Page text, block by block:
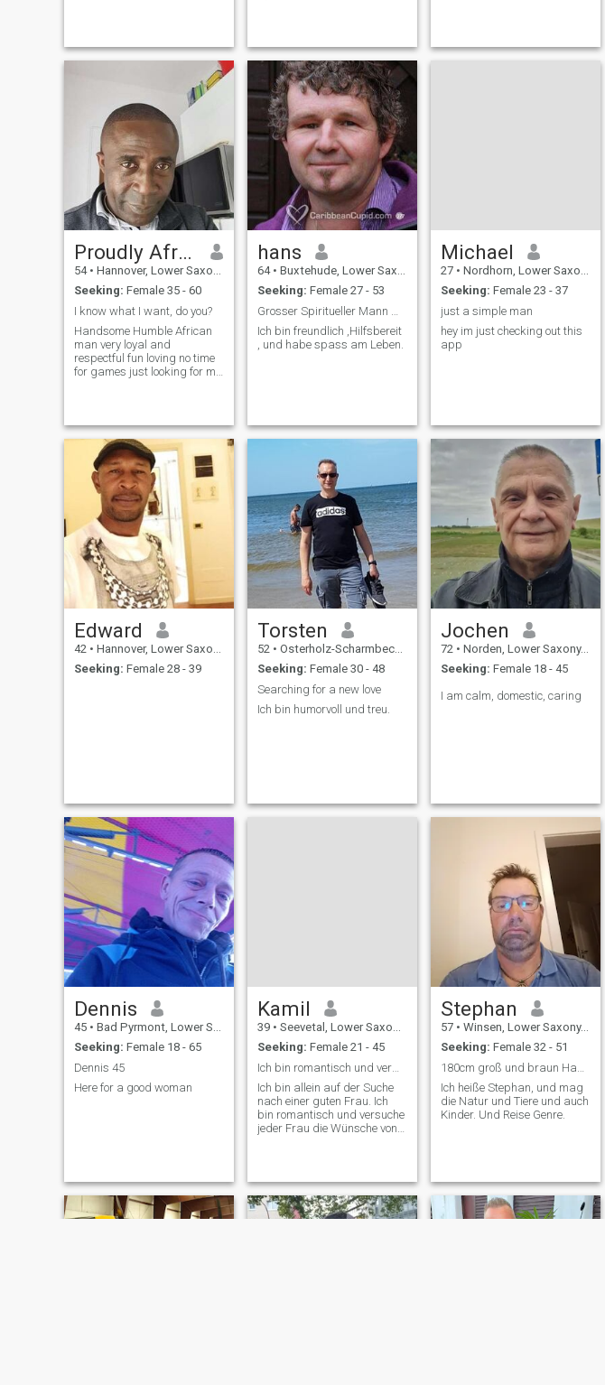
Proudly African
54 • Hannover, Lower Saxony, Germany
Seeking: Female 35 - 60
I know what I want, do you?
Handsome Humble African
man very loyal and
respectful fun loving no time
for games just looking for my
hans
64 • Buxtehude, Lower Saxony, Germany
Seeking: Female 27 - 53
Ich bin freundlich ,Hilfsbereit
, und habe spass am Leben.
Michael
27 • Nordhorn, Lower Saxony, Germany
Seeking: Female 23 - 37
just a simple man
hey im just checking out this
app
Edward
42 • Hannover, Lower Saxony, Germany
Seeking: Female 28 - 39
Torsten
52 • Osterholz-Scharmbeck, Lower Saxony, Germany
Seeking: Female 30 - 48
Searching for a new love
Ich bin humorvoll und treu.
Jochen
72 • Norden, Lower Saxony, Germany
Seeking: Female 18 - 45
I am calm, domestic, caring
Dennis
45 • Bad Pyrmont, Lower Saxony, Germany
Seeking: Female 18 - 65
Dennis 45
Here for a good woman
Kamil
39 • Seevetal, Lower Saxony, Germany
Seeking: Female 21 - 45
Ich bin romantisch und verwöhne Dich gerne
Ich bin allein auf der Suche
nach einer guten Frau. Ich
bin romantisch und versuche
jeder Frau die Wünsche von
Stephan
57 • Winsen, Lower Saxony, Germany
Seeking: Female 32 - 51
Ich heiße Stephan, und mag
die Natur und Tiere und auch
Kinder. Und Reise Genre.